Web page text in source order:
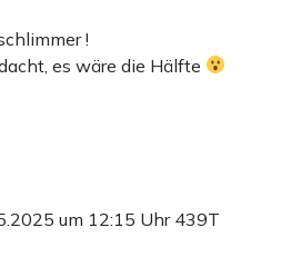
!
es wäre die Hälfte
um 12:15 Uhr 439T